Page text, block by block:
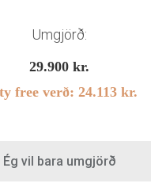
Umgjörð:
29.900 kr.
free verð: 24.113 kr.
Ég vil bara umgjörð